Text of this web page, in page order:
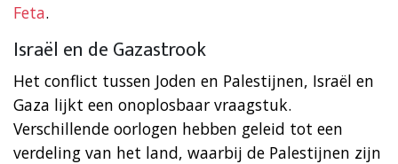
Feta.
Israël en de Gazastrook
Het conflict tussen Joden en Palestijnen, Israël en
Gaza lijkt een onoplosbaar vraagstuk.
Verschillende oorlogen hebben geleid tot een
verdeling van het land, waarbij de Palestijnen zijn